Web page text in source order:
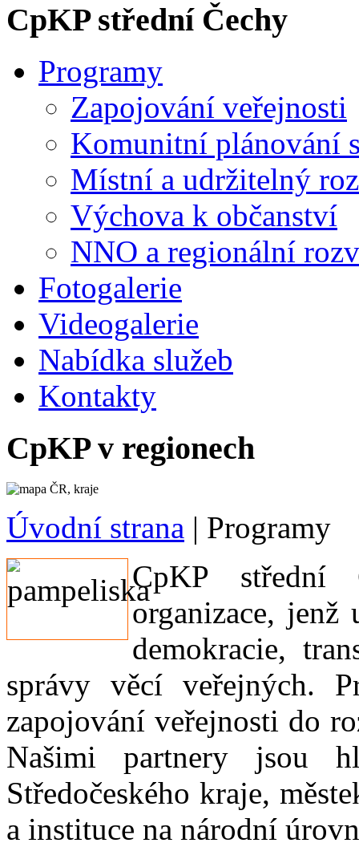
CpKP střední Čechy
Programy
Zapojování veřejnosti
Komunitní plánování
Místní a udržitelný
Výchova k občanství
NNO a regionální
Fotogalerie
Videogalerie
Nabídka služeb
Kontakty
CpKP v regionech
Úvodní strana | Programy
CpKP střední
organizace,
demokracie,
správy věcí veřejných.
zapojování veřejnosti do
Našimi partnery jsou
Středočeského kraje,
a instituce na národní